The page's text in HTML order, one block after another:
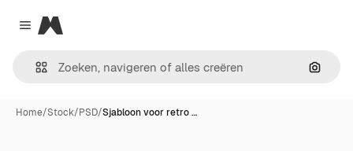
Close menu
Magnific
Home/Stock/PSD/Sjabloon voor retro …